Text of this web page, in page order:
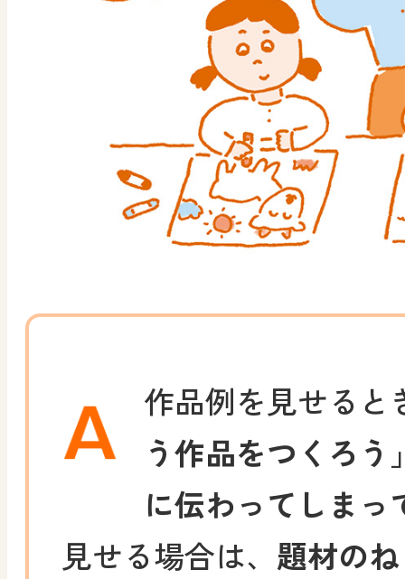
作品例を見せると
う作品をつくろ
に伝わってしまっ
見せる場合は、 題材の